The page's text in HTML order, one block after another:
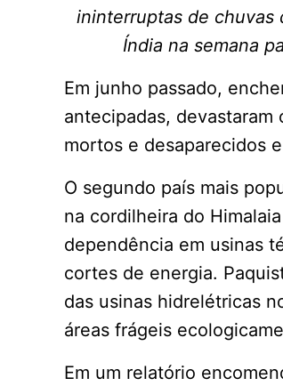
ininterruptas de chuvas
Índia na semana
Em junho passado,
antecipadas,
mortos e desaparecidos
O segundo país mais
na cordilheira do
dependência em usinas
cortes de energia.
das usinas hidrelétricas
áreas frágeis
Em um relatório